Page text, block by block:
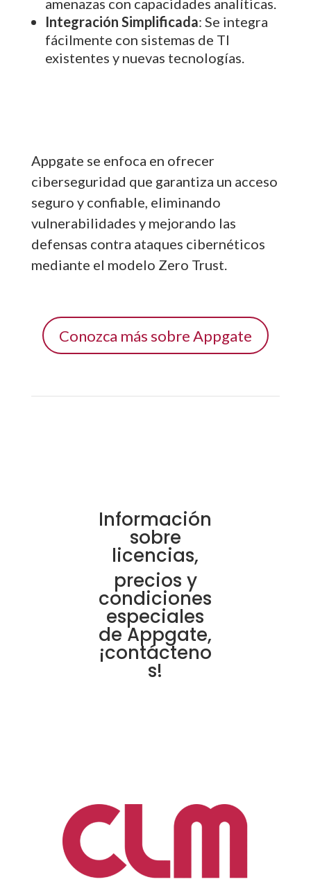
amenazas con capacidades analíticas.
Integración Simplificada: Se integra
fácilmente con sistemas de TI
existentes y nuevas tecnologías.
Appgate se enfoca en ofrecer
ciberseguridad que garantiza un acceso
seguro y confiable, eliminando
vulnerabilidades y mejorando las
defensas contra ataques cibernéticos
mediante el modelo Zero Trust.
Conozca más sobre Appgate
Información
sobre
licencias,
precios y
condiciones
especiales
de Appgate,
¡contácteno
s!